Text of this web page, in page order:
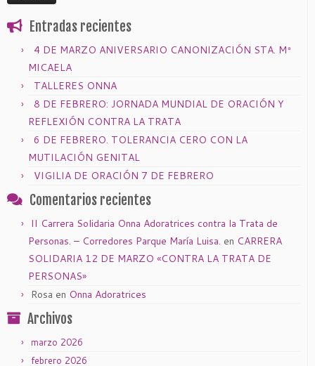
Entradas recientes
4 DE MARZO ANIVERSARIO CANONIZACIÓN STA. Mª
MICAELA
TALLERES ONNA
8 DE FEBRERO: JORNADA MUNDIAL DE ORACIÓN Y
REFLEXIÓN CONTRA LA TRATA
6 DE FEBRERO. TOLERANCIA CERO CON LA
MUTILACIÓN GENITAL
VIGILIA DE ORACIÓN 7 DE FEBRERO
Comentarios recientes
II Carrera Solidaria Onna Adoratrices contra la Trata de
Personas. – Corredores Parque María Luisa. en CARRERA
SOLIDARIA 12 DE MARZO «CONTRA LA TRATA DE
PERSONAS»
Rosa en Onna Adoratrices
Archivos
marzo 2026
febrero 2026